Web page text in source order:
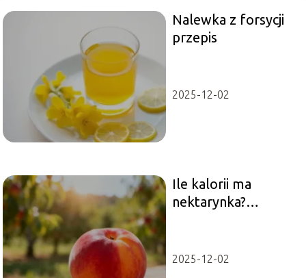
Nalewka z forsycji
przepis
2025-12-02
Ile kalorii ma
nektarynka?
2025-12-02